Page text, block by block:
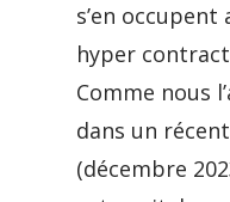
s’en occupent
hyper
Comme nous
dans un
(décembre